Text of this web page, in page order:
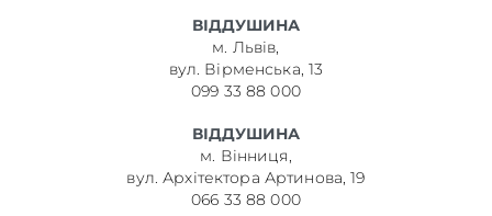
ВІДДУШИНА
м. Львів,
вул. Вірменська, 13
099 33 88 000
ВІДДУШИНА
м. Вінниця,
вул. Архітектора Артинова, 19
066 33 88 000